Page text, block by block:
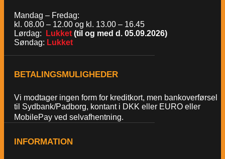
Mandag – Fredag:
kl. 08.00 – 12.00 og kl. 13.00 – 16.45
Lørdag:
Lukket (til og med d. 05.09.2026)
Søndag: Lukket
BETALINGSMULIGHEDER
Vi modtager ingen form for kreditkort, men bankoverførsel
til Sydbank/Padborg, kontant i DKK eller EURO eller
MobilePay ved selvafhentning.
INFORMATION